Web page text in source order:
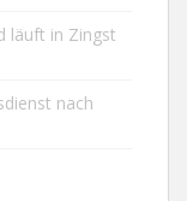
läuft in Zingst
nach